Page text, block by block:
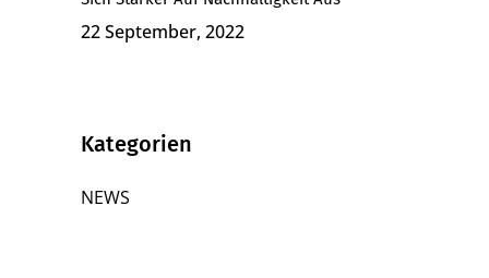
22 September, 2022
Kategorien
NEWS